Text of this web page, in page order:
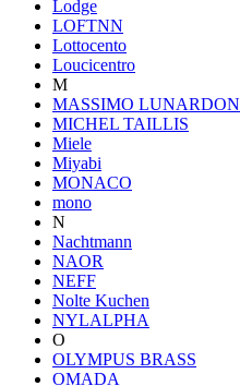
Lodge
LOFTNN
Lottocento
Loucicentro
M
MASSIMO LUNARDON
MICHEL TAILLIS
Miele
Miyabi
MONACO
mono
N
Nachtmann
NAOR
NEFF
Nolte Kuchen
NYLALPHA
O
OLYMPUS BRASS
OMADA